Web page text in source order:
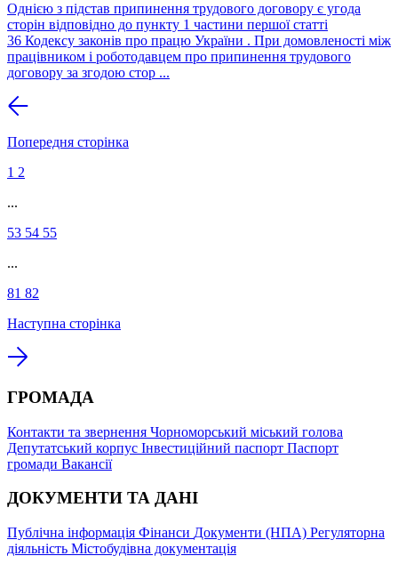
Однією з підстав припинення трудового договору є угода
сторін відповідно до пункту 1 частини першої статті
36 Кодексу законів про працю України . При домовленості між
працівником і роботодавцем про припинення трудового
договору за згодою стор ...
Попередня сторінка
1 2
...
53 54 55
...
81 82
Наступна сторінка
ГРОМАДА
Контакти та звернення Чорноморський міський голова
Депутатський корпус Інвестиційний паспорт Паспорт
громади Вакансії
ДОКУМЕНТИ ТА ДАНІ
Публічна інформація Фінанси Документи (НПА) Регуляторна
діяльність Містобудівна документація